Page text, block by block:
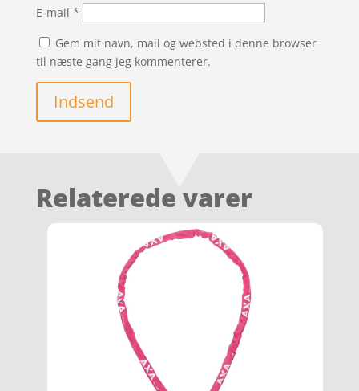
E-mail *
Gem mit navn, mail og websted i denne browser
til næste gang jeg kommenterer.
Indsend
Relaterede varer